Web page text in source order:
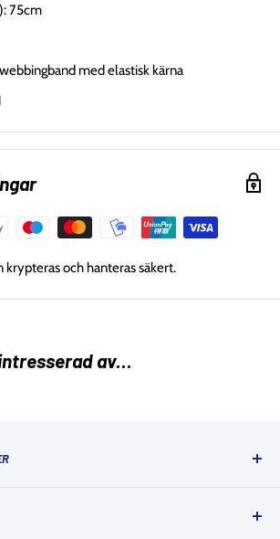
75cm
med elastisk kärna
och hanteras säkert.
av...